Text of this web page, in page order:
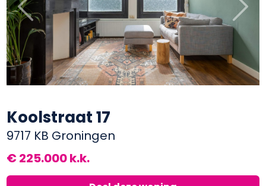
Previous Next
Koolstraat 17
9717 KB Groningen
€ 225.000 k.k.